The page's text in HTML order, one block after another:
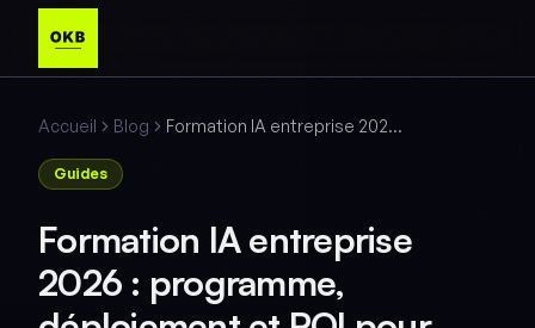
Accueil Blog Formation IA entreprise 2026 : programme, déploiement et ROI pour PME B2B
Guides
Formation IA entreprise
2026 : programme,